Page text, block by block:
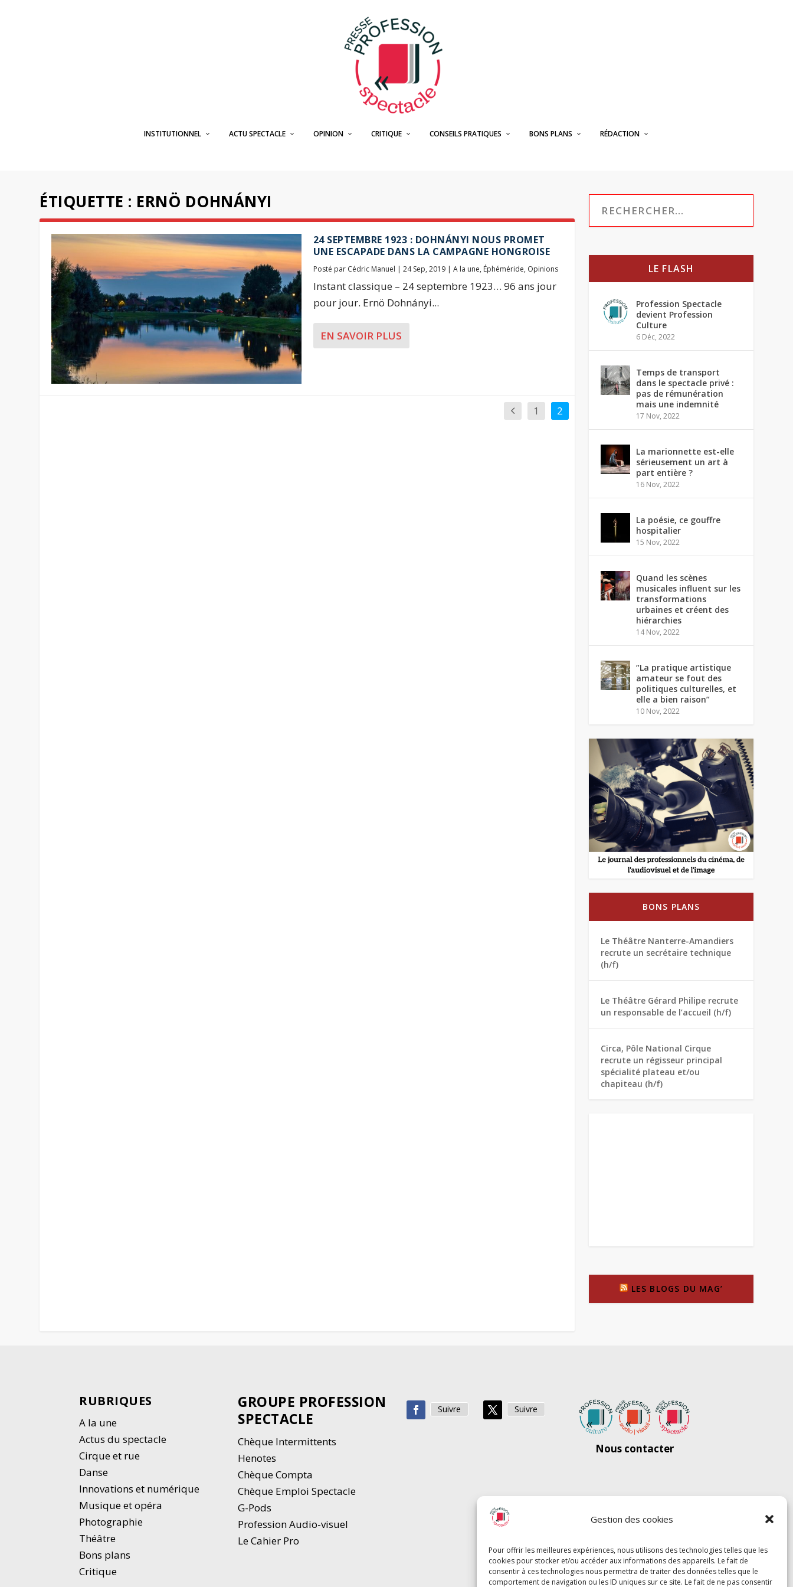
Gestion des cookies
Pour offrir les meilleures expériences, nous utilisons des technologies telles que les
cookies pour stocker et/ou accéder aux informations des appareils. Le fait de
consentir à ces technologies nous permettra de traiter des données telles que le
comportement de navigation ou les ID uniques sur ce site. Le fait de ne pas consentir
INSTITUTIONNEL ACTU SPECTACLE OPINION CRITIQUE CONSEILS PRATIQUES BONS PLANS RÉDACTION
ÉTIQUETTE : ERNÖ DOHNÁNYI
24 SEPTEMBRE 1923 : DOHNÁNYI NOUS PROMET
UNE ESCAPADE DANS LA CAMPAGNE HONGROISE
Posté par Cédric Manuel | 24 Sep, 2019| A la une, Éphéméride, Opinions
Instant classique – 24 septembre 1923… 96 ans jour
pour jour. Ernö Dohnányi...
EN SAVOIR PLUS
1 2
LE FLASH
Profession Spectacle
devient Profession
Culture
6 Déc, 2022
Temps de transport
dans le spectacle privé :
pas de rémunération
mais une indemnité
17 Nov, 2022
La marionnette est-elle
sérieusement un art à
part entière ?
16 Nov, 2022
La poésie, ce gouffre
hospitalier
15 Nov, 2022
Quand les scènes
musicales influent sur les
transformations
urbaines et créent des
hiérarchies
14 Nov, 2022
“La pratique artistique
amateur se fout des
politiques culturelles, et
elle a bien raison”
10 Nov, 2022
BONS PLANS
Le Théâtre Nanterre-Amandiers
recrute un secrétaire technique
(h/f)
Le Théâtre Gérard Philipe recrute
un responsable de l’accueil (h/f)
Circa, Pôle National Cirque
recrute un régisseur principal
spécialité plateau et/ou
chapiteau (h/f)
LES BLOGS DU MAG’
RUBRIQUES
A la une
Actus du spectacle
Cirque et rue
Danse
Innovations et numérique
Musique et opéra
Photographie
Théâtre
Bons plans
Critique
GROUPE PROFESSION
SPECTACLE
Chèque Intermittents
Henotes
Chèque Compta
Chèque Emploi Spectacle
G-Pods
Profession Audio-visuel
Le Cahier Pro
Suivre Suivre
Nous contacter